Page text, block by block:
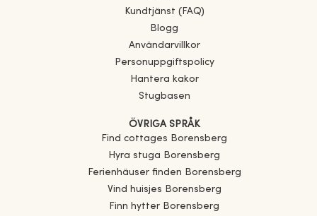
Kundtjänst (FAQ)
Blogg
Användarvillkor
Personuppgiftspolicy
Hantera kakor
Stugbasen
ÖVRIGA SPRÅK
Find cottages
Borensberg
Hyra stuga
Borensberg
Ferienhäuser finden
Borensberg
Vind huisjes
Borensberg
Finn hytter Borensberg